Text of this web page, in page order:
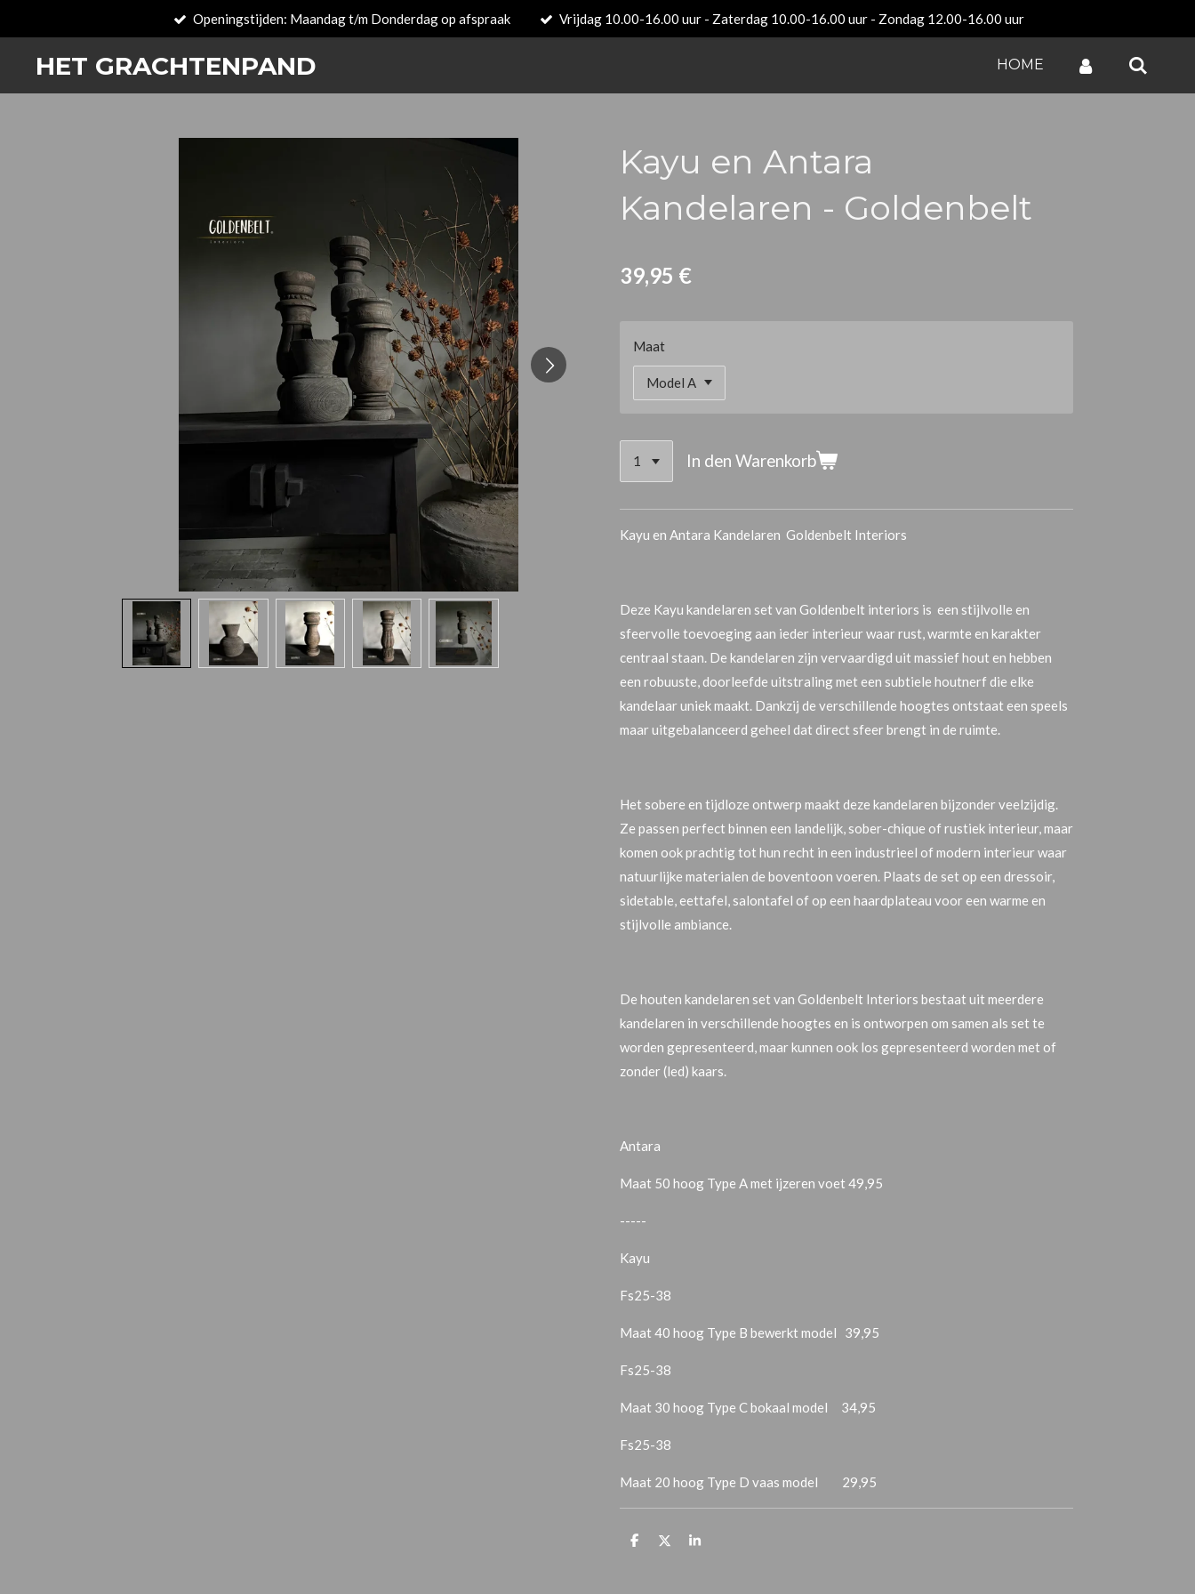
springen
Openingstijden: Maandag t/m Donderdag op afspraak Vrijdag 10.00-16.00 uur - Zaterdag 10.00-16.00 uur - Zondag 12.00-16.00 uur
HET GRACHTENPAND HOME
Kayu en Antara
Kandelaren - Goldenbelt
39,95 €
Maat
In den Warenkorb
Kayu en Antara Kandelaren Goldenbelt Interiors
Deze Kayu kandelaren set van Goldenbelt interiors is een stijlvolle en
sfeervolle toevoeging aan ieder interieur waar rust, warmte en karakter
centraal staan. De kandelaren zijn vervaardigd uit massief hout en hebben
een robuuste, doorleefde uitstraling met een subtiele houtnerf die elke
kandelaar uniek maakt. Dankzij de verschillende hoogtes ontstaat een speels
maar uitgebalanceerd geheel dat direct sfeer brengt in de ruimte.
Het sobere en tijdloze ontwerp maakt deze kandelaren bijzonder veelzijdig.
Ze passen perfect binnen een landelijk, sober-chique of rustiek interieur, maar
komen ook prachtig tot hun recht in een industrieel of modern interieur waar
natuurlijke materialen de boventoon voeren. Plaats de set op een dressoir,
sidetable, eettafel, salontafel of op een haardplateau voor een warme en
stijlvolle ambiance.
De houten kandelaren set van Goldenbelt Interiors bestaat uit meerdere
kandelaren in verschillende hoogtes en is ontworpen om samen als set te
worden gepresenteerd, maar kunnen ook los gepresenteerd worden met of
zonder (led) kaars.
Antara
Maat 50 hoog Type A met ijzeren voet 49,95
-----
Kayu
Fs25-38
Maat 40 hoog Type B bewerkt model 39,95
Fs25-38
Maat 30 hoog Type C bokaal model 34,95
Fs25-38
Maat 20 hoog Type D vaas model 29,95
T
T
T